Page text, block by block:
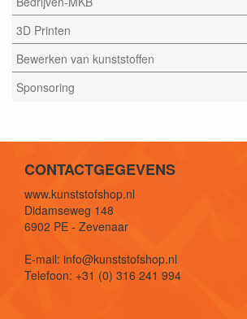
3D Printen
Bewerken van kunststoffen
Sponsoring
CONTACTGEGEVENS
www.kunststofshop.nl
Didamseweg 148
6902 PE - Zevenaar
E-mail: info@kunststofshop.nl
Telefoon: +31 (0) 316 241 994